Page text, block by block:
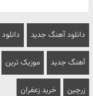
دانلود آهنگ جدید
آهنگ جدید موزیک ترین
زرچین خرید زعفران